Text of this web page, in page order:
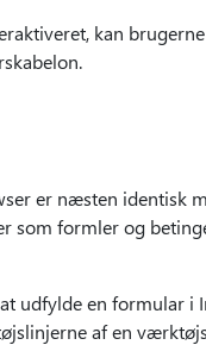
kan
er næsten identisk
som formler og
udfylde en formular i
af en